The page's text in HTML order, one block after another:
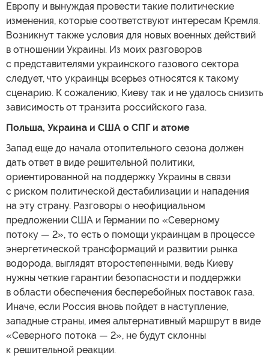
Европу и вынуждая провести такие политические
изменения, которые соответствуют интересам Кремля.
Возникнут также условия для новых военных действий
в отношении Украины. Из моих разговоров
с представителями украинского газового сектора
следует, что украинцы всерьез относятся к такому
сценарию. К сожалению, Киеву так и не удалось снизить
зависимость от транзита российского газа.
Польша, Украина и США о СПГ и атоме
Запад еще до начала отопительного сезона должен
дать ответ в виде решительной политики,
ориентированной на поддержку Украины в связи
с риском политической дестабилизации и нападения
на эту страну. Разговоры о неофициальном
предложении США и Германии по «Северному
потоку — 2», то есть о помощи украинцам в процессе
энергетической трансформаций и развитии рынка
водорода, выглядят второстепенными, ведь Киеву
нужны четкие гарантии безопасности и поддержки
в области обеспечения бесперебойных поставок газа.
Иначе, если Россия вновь пойдет в наступление,
западные страны, имея альтернативный маршрут в виде
«Северного потока — 2», не будут склонны
к решительной реакции.